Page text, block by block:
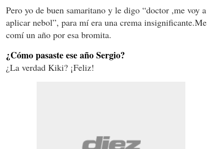
Pero yo de buen samaritano y le digo “doctor ,me voy a
aplicar nebol”, para mí era una crema insignificante.Me
comí un año por esa bromita.
¿Cómo pasaste ese año Sergio?
¿La verdad Kiki? ¡Feliz!